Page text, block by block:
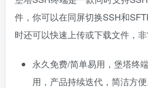
件，你可以在同屏切换SSH和
时还可以快速上传或下载文件，非
永久免费/简单易用，堡塔终
用，产品持续迭代，简洁方便